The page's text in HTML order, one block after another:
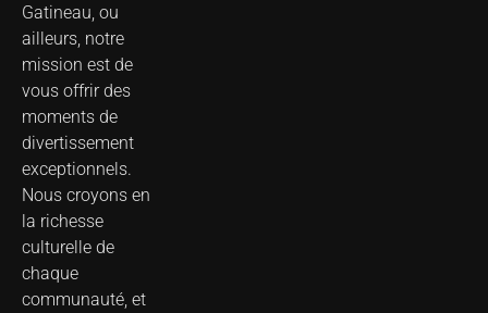
Gatineau, ou
ailleurs, notre
mission est de
vous offrir des
moments de
divertissement
exceptionnels.
Nous croyons en
la richesse
culturelle de
chaque
communauté, et